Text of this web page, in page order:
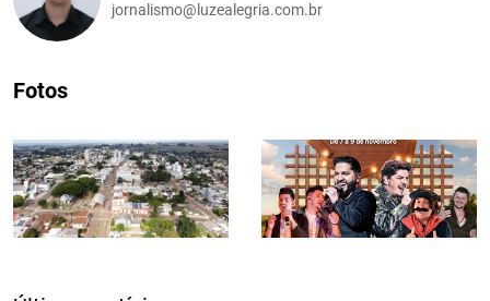
jornalismo@luzealegria.com.br
Fotos